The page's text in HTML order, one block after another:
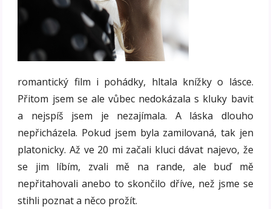
romantický film i pohádky, hltala knížky o lásce.
Přitom jsem se ale vůbec nedokázala s kluky bavit
a nejspíš jsem je nezajímala. A láska dlouho
nepřicházela. Pokud jsem byla zamilovaná, tak jen
platonicky. Až ve 20 mi začali kluci dávat najevo, že
se jim líbím, zvali mě na rande, ale buď mě
nepřitahovali anebo to skončilo dříve, než jsme se
stihli poznat a něco prožít.